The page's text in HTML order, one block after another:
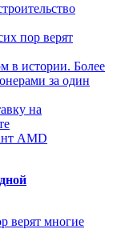
пор верят
в истории. Более
за один
на
AMD
верят многие